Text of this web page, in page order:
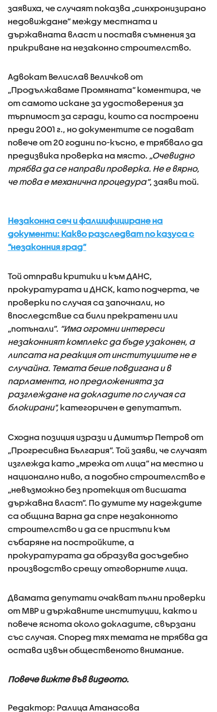
заявиха, че случаят показва „синхронизирано
недовиждане“ между местната и
държавната власт и поставя съмнения за
прикриване на незаконно строителство.
Адвокат Велислав Величков от
„Продължаваме Промяната“ коментира, че
от самото искане за удостоверения за
търпимост за сгради, които са построени
преди 2001 г., но документите се подават
повече от 20 години по-късно, е трябвало да
предизвика проверка на място. „Очевидно
трябва да се направи проверка. Не е вярно,
че това е механична процедура“, заяви той.
Незаконна сеч и фалшифициране на
документи: Какво разследват по казуса с
“незаконния град”
Той отправи критики и към ДАНС,
прокуратурата и ДНСК, като подчерта, че
проверки по случая са започнали, но
впоследствие са били прекратени или
„потънали“. “Има огромни интереси
незаконният комплекс да бъде узаконен, а
липсата на реакция от институциите не е
случайна. Темата беше повдигана и в
парламента, но предложенията за
разглеждане на докладите по случая са
блокирани", категоричен е депутатът.
Сходна позиция изрази и Димитър Петров от
„Прогресивна България“. Той заяви, че случаят
изглежда като „мрежа от лица“ на местно и
национално ниво, а подобно строителство е
„невъзможно без протекция от висшата
държавна власт“. По думите му надеждите
са община Варна да спре незаконното
строителство и да се пристъпи към
събаряне на постройките, а
прокуратурата да образува досъдебно
производство срещу отговорните лица.
Двамата депутати очакват пълни проверки
от МВР и държавните институции, както и
повече яснота около докладите, свързани
със случая. Според тях темата не трябва да
остава извън общественото внимание.
Повече вижте във видеото.
Редактор: Ралица Атанасова